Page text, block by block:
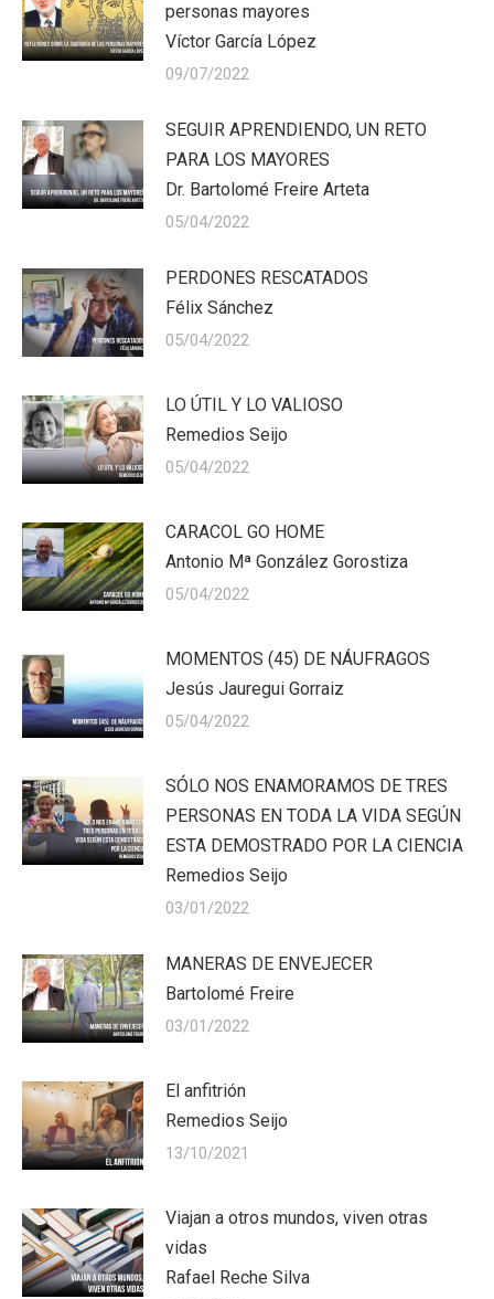
personas mayores
Víctor García López
09/07/2022
SEGUIR APRENDIENDO, UN RETO
PARA LOS MAYORES
Dr. Bartolomé Freire Arteta
05/04/2022
PERDONES RESCATADOS
Félix Sánchez
05/04/2022
LO ÚTIL Y LO VALIOSO
Remedios Seijo
05/04/2022
CARACOL GO HOME
Antonio Mª González Gorostiza
05/04/2022
MOMENTOS (45) DE NÁUFRAGOS
Jesús Jauregui Gorraiz
05/04/2022
SÓLO NOS ENAMORAMOS DE TRES
PERSONAS EN TODA LA VIDA SEGÚN
ESTA DEMOSTRADO POR LA CIENCIA
Remedios Seijo
03/01/2022
MANERAS DE ENVEJECER
Bartolomé Freire
03/01/2022
El anfitrión
Remedios Seijo
13/10/2021
Viajan a otros mundos, viven otras
vidas
Rafael Reche Silva